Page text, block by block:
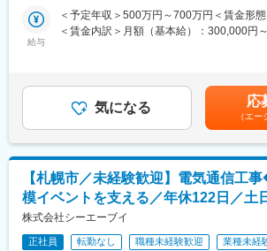
・店舗修繕プロセスの標準化（属人化の解
を向上させるための運用スキームの確立。
■組織について：
・エリアビジネス統括部 店舗運営部 店舗
ループ（RTS）に配属予定です。
変更の範囲：会社の定める業務
ィング等をお任せします。
ロードサイドや駅前立地の店舗開発を担当
■業務内容詳細
・経営計画に基づく出店計画の立案と実行
・出店情報の収集および物件リサーチ
・出店基準に合った出店候補案件を見極め
・賃貸借条件・区画・工事区分等との交渉
・デベロッパーや不動産オーナーとの関係
・出店開発日程のマネジメント
（不動産オーナー、デベロッパー、施工会
事業関係者間での調整業務）
給与
＜予定年収＞500万円～700万円＜賃金形
＜賃金内訳＞月額（基本給）：300,000円
金額であり、選考を通じて上下する可能
は固定手当を含めた表記です。
気になる 応
（エー
【札幌市／未経験歓迎】電気通信工
模イベントを支える／年休122日／土
株式会社シーエーブイ
正社員 転勤なし 職種未経験歓迎 業種未経